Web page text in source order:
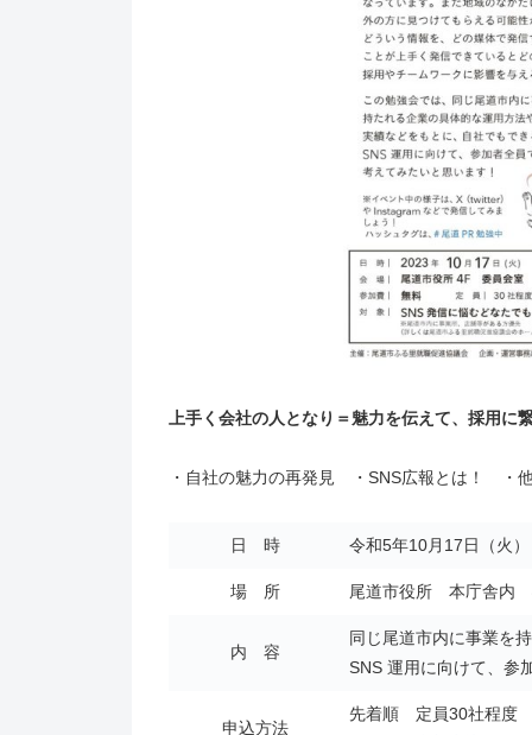
上手く会社の人となり＝魅力を伝えて、採用に
・自社の魅力の再発見 ・SNS広報とは！ ・
日 時 令和5年10月17日（火
場 所 尾道市役所 本庁舎内
内 容
同じ尾道市内に事業を
SNS 運用に向けて、参
申込方法
先着順 定員30社程度